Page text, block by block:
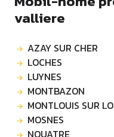
valliere
AZAY SUR CHER
LOCHES
LUYNES
MONTBAZON
MONTLOUIS SUR
MOSNES
NOUATRE